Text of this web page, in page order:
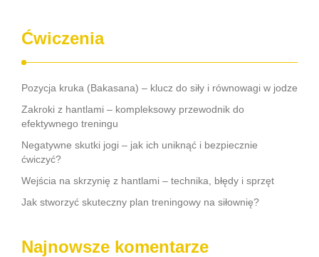
Ćwiczenia
Pozycja kruka (Bakasana) – klucz do siły i równowagi w jodze
Zakroki z hantlami – kompleksowy przewodnik do
efektywnego treningu
Negatywne skutki jogi – jak ich uniknąć i bezpiecznie
ćwiczyć?
Wejścia na skrzynię z hantlami – technika, błędy i sprzęt
Jak stworzyć skuteczny plan treningowy na siłownię?
Najnowsze komentarze